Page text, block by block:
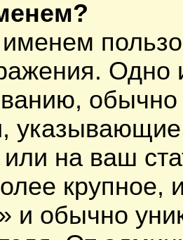
Одно
обычно
или на ваш
крупное,
и обычно